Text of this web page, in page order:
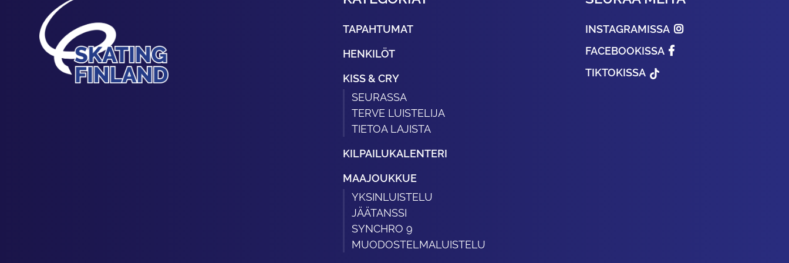
TAPAHTUMAT
HENKILÖT
KISS & CRY
SEURASSA
TERVE LUISTELIJA
TIETOA LAJISTA
KILPAILUKALENTERI
MAAJOUKKUE
YKSINLUISTELU
JÄÄTANSSI
SYNCHRO 9
MUODOSTELMALUISTELU
INSTAGRAMISSA
FACEBOOKISSA
TIKTOKISSA